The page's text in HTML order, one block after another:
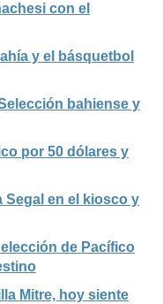
con el
y el básquetbol
bahiense y
por 50 dólares y
Segal en el kiosco y
de Pacífico
Mitre, hoy siente